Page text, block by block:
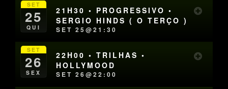
SET
25
QUI
21H30 • PROGRESSIVO •
SERGIO HINDS ( O TERÇO )
SET 25@21:30
SET
26
SEX
22H00 • TRILHAS •
HOLLYMOOD
SET 26@22:00